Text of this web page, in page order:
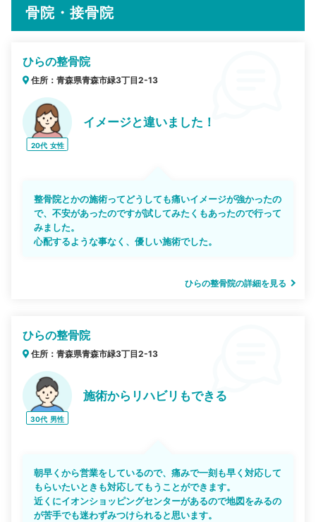
骨院・接骨院
ひらの整骨院
住所：青森県青森市緑3丁目2-13
20代 女性
イメージと違いました！
整骨院とかの施術ってどうしても痛いイメージが強かったの
で、不安があったのですが試してみたくもあったので行って
みました。
心配するような事なく、優しい施術でした。
ひらの整骨院の詳細を見る
ひらの整骨院
住所：青森県青森市緑3丁目2-13
30代 男性
施術からリハビリもできる
朝早くから営業をしているので、痛みで一刻も早く対応して
もらいたいときも対応してもうことができます。
近くにイオンショッピングセンターがあるので地図をみるの
が苦手でも迷わずみつけられると思います。